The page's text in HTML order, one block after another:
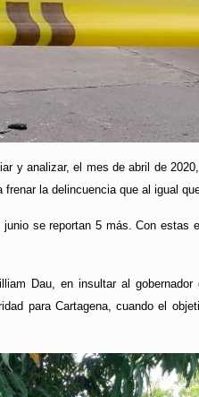
y analizar, el mes de abril de
la delincuencia que al igual
se reportan 5 más. Con
Dau, en insultar al
para Cartagena, cuando el